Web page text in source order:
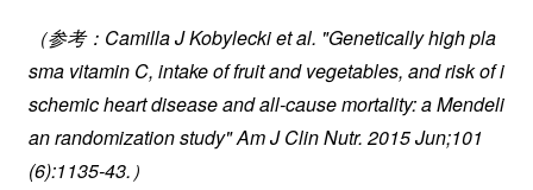
（参考：Camilla J Kobylecki et al. "Genetically high pla
sma vitamin C, intake of fruit and vegetables, and risk of i
schemic heart disease and all-cause mortality: a Mendeli
an randomization study" Am J Clin Nutr. 2015 Jun;101
(6):1135-43.）